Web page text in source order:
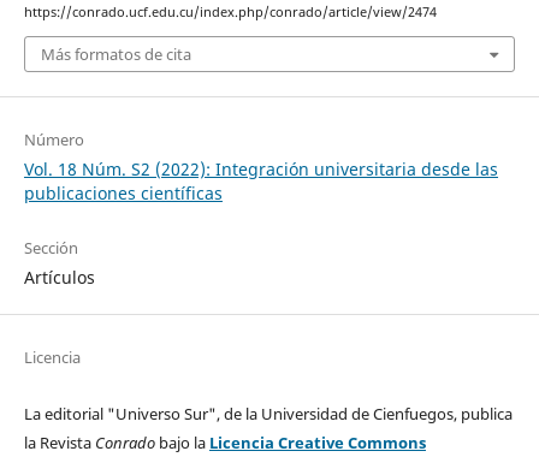
https://conrado.ucf.edu.cu/index.php/conrado/article/view/2474
Más formatos de cita
Número
Vol. 18 Núm. S2 (2022): Integración universitaria desde las
publicaciones científicas
Sección
Artículos
Licencia
La editorial "Universo Sur", de la Universidad de Cienfuegos, publica
la Revista Conradobajo la Licencia Creative Commons